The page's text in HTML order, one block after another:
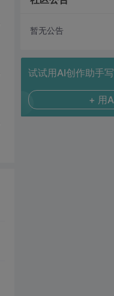
暂无公告
试试用AI创作助手
+ 用